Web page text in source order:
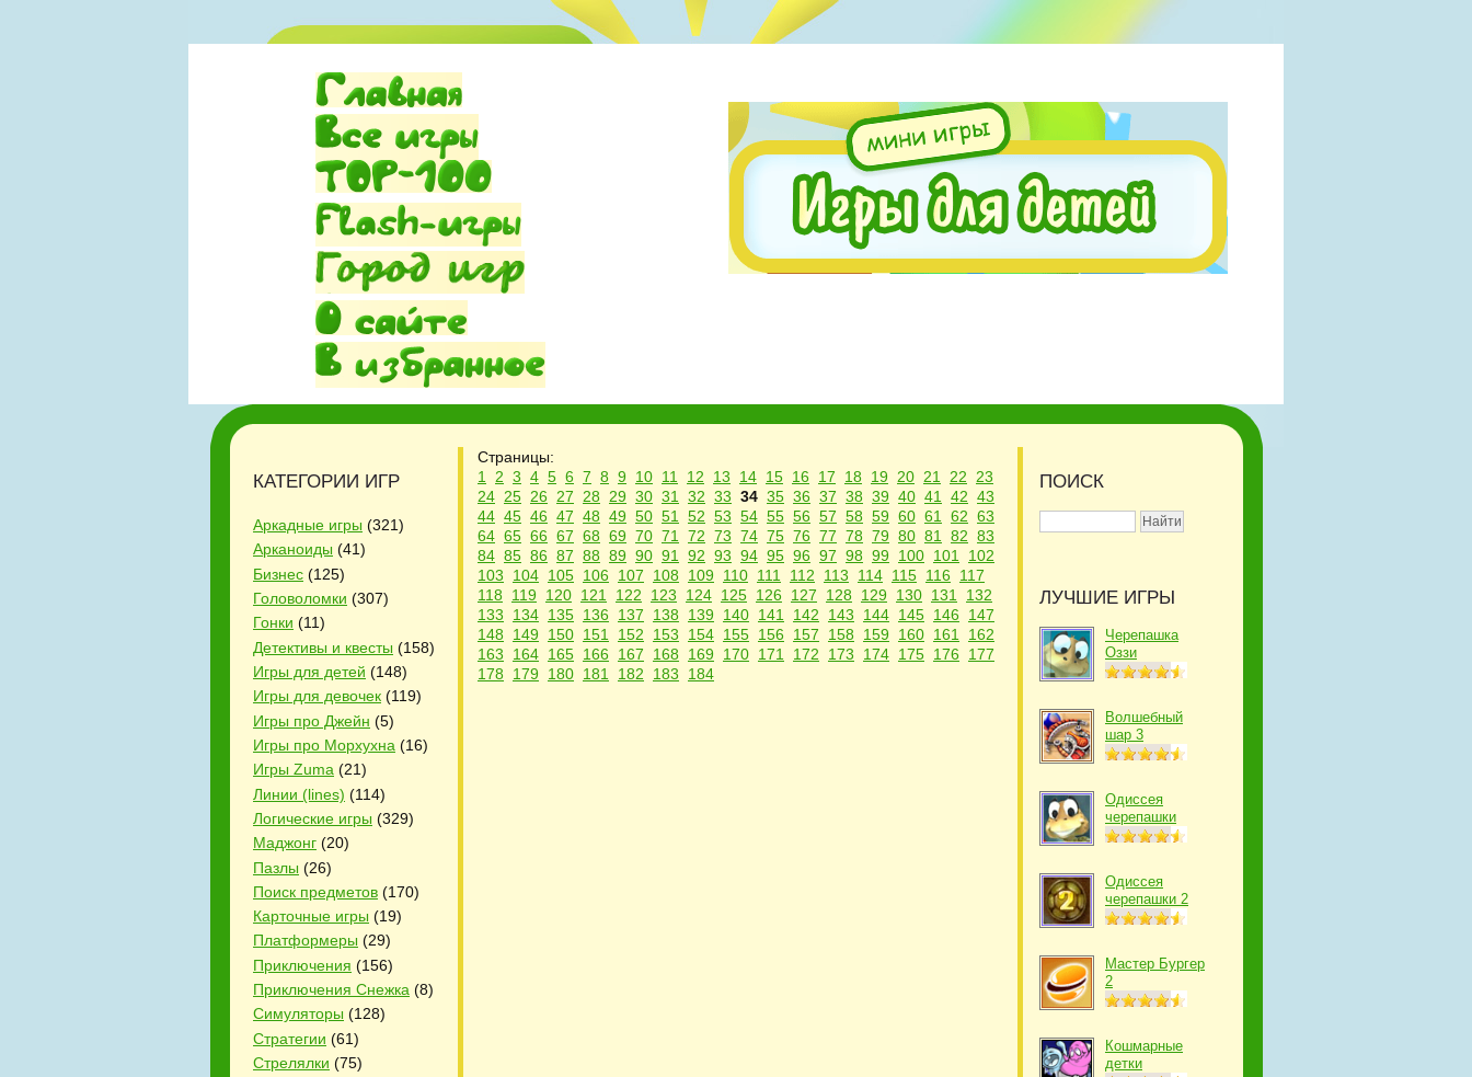
КАТЕГОРИИ ИГР
Аркадные игры (321)
Арканоиды (41)
Бизнес (125)
Головоломки (307)
Гонки (11)
Детективы и квесты (158)
Игры для детей (148)
Игры для девочек (119)
Игры про Джейн (5)
Игры про Морхухна (16)
Игры Zuma (21)
Линии (lines) (114)
Логические игры (329)
Маджонг (20)
Пазлы (26)
Поиск предметов (170)
Карточные игры (19)
Платформеры (29)
Приключения (156)
Приключения Снежка (8)
Симуляторы (128)
Стратегии (61)
Стрелялки (75)
Страницы:
1
2 3 4 5 6 7 8 9 10 11 12 13 14 15 16 17 18 19 20 21 22
23
24 25 26 27 28 29 30 31 32 33 34 35 36 37 38 39 40 41 42 43
44 45 46 47 48 49 50 51 52 53 54 55 56 57 58 59 60 61 62 63
64 65 66 67 68 69 70 71 72 73 74 75 76 77 78 79 80 81 82 83
84 85 86 87 88 89 90 91 92 93 94 95 96 97 98 99 100 101
102
103
104 105 106 107 108 109 110 111 112 113 114 115 116
117
118
119 120 121 122 123 124 125 126 127 128 129 130 131
132
133
134 135 136 137 138 139 140 141 142 143 144 145 146
147
148
149 150 151 152 153 154 155 156 157 158 159 160 161
162
163
164 165 166 167 168 169 170 171 172 173 174 175 176
177
178
179 180 181 182 183 184
ПОИСК
ЛУЧШИЕ ИГРЫ
Черепашка
Оззи
Волшебный
шар 3
Одиссея
черепашки
Одиссея
черепашки 2
Мастер Бургер
2
Кошмарные
детки